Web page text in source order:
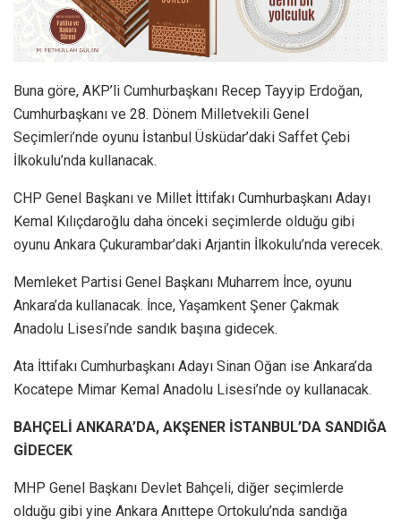
Buna göre, AKP’li Cumhurbaşkanı Recep Tayyip Erdoğan,
Cumhurbaşkanı ve 28. Dönem Milletvekili Genel
Seçimleri’nde oyunu İstanbul Üsküdar’daki Saffet Çebi
İlkokulu’nda kullanacak.
CHP Genel Başkanı ve Millet İttifakı Cumhurbaşkanı Adayı
Kemal Kılıçdaroğlu daha önceki seçimlerde olduğu gibi
oyunu Ankara Çukurambar’daki Arjantin İlkokulu’nda verecek.
Memleket Partisi Genel Başkanı Muharrem İnce, oyunu
Ankara’da kullanacak. İnce, Yaşamkent Şener Çakmak
Anadolu Lisesi’nde sandık başına gidecek.
Ata İttifakı Cumhurbaşkanı Adayı Sinan Oğan ise Ankara’da
Kocatepe Mimar Kemal Anadolu Lisesi’nde oy kullanacak.
BAHÇELİ ANKARA’DA, AKŞENER İSTANBUL’DA SANDIĞA
GİDECEK
MHP Genel Başkanı Devlet Bahçeli, diğer seçimlerde
olduğu gibi yine Ankara Anıttepe Ortokulu’nda sandığa